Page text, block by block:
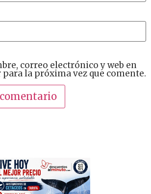
correo electrónico y web en
para la próxima vez que comente.